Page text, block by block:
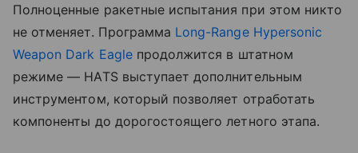
Полноценные ракетные испытания при этом никто
не отменяет. Программа Long-Range Hypersonic
Weapon Dark Eagleпродолжится в штатном
режиме — HATS выступает дополнительным
инструментом, который позволяет отработать
компоненты до дорогостоящего летного этапа.